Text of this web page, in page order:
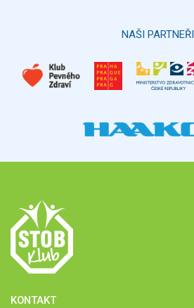
NAŠI PARTNEŘI
KONTAKT